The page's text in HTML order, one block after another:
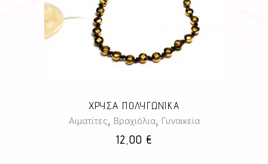
ΧΡΥΣΑ ΠΟΛΥΓΩΝΙΚΑ
Αιματίτες, Βραχιόλια, Γυναικεία
12,00 €